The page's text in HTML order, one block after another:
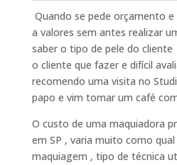
Quando se pede orçamento
a valores sem antes realizar
saber o tipo de pele do
o cliente que fazer e difícil
recomendo uma visita no
papo e vim tomar um café
O custo de uma maquiadora
em SP , varia muito como
maquiagem , tipo de técnica